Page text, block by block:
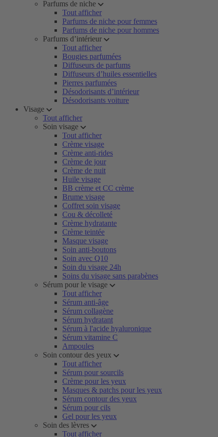
Parfums de niche
Tout afficher
Parfums de niche pour femmes
Parfums de niche pour hommes
Parfums d’intérieur
Tout afficher
Bougies parfumées
Diffuseurs de parfums
Diffuseurs d’huiles essentielles
Pierres parfumées
Désodorisants d’intérieur
Désodorisants voiture
Visage
Tout afficher
Soin visage
Tout afficher
Crème visage
Crème anti-rides
Crème de jour
Crème de nuit
Huile visage
BB crème et CC crème
Brume visage
Coffret soin visage
Cou & décolleté
Crème hydratante
Crème teintée
Masque visage
Soin anti-boutons
Soin avec Q10
Soin du visage 24h
Soins du visage sans parabènes
Sérum pour le visage
Tout afficher
Sérum anti-âge
Sérum collagène
Sérum hydratant
Sérum à l'acide hyaluronique
Sérum vitamine C
Ampoules
Soin contour des yeux
Tout afficher
Sérum pour sourcils
Crème pour les yeux
Masques & patchs pour les yeux
Sérum contour des yeux
Sérum pour cils
Gel pour les yeux
Soin des lèvres
Tout afficher